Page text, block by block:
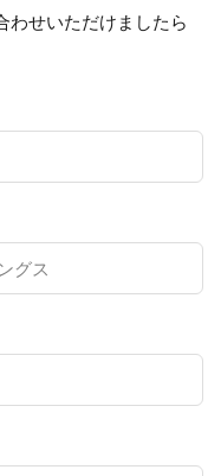
わせいただけましたら